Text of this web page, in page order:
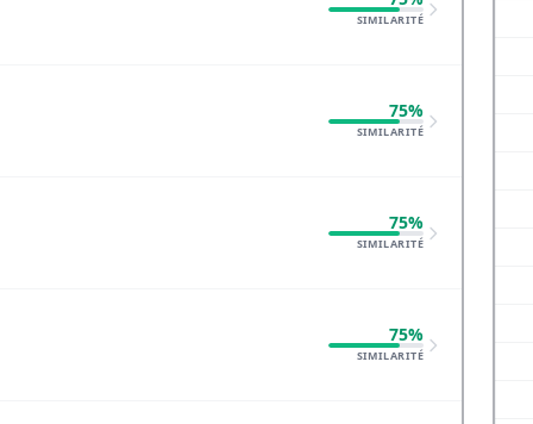
SIMILARITÉ
75%
SIMILARITÉ
75%
SIMILARITÉ
75%
SIMILARITÉ